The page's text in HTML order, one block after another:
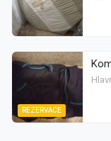
REZERVACE